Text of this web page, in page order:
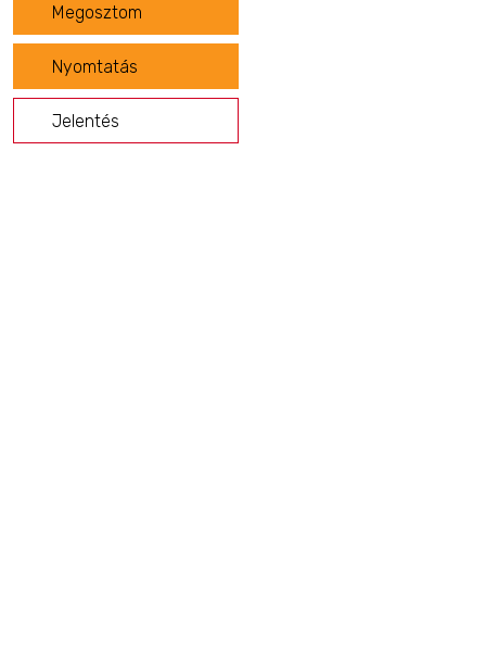
Megosztom
Nyomtatás
Jelentés